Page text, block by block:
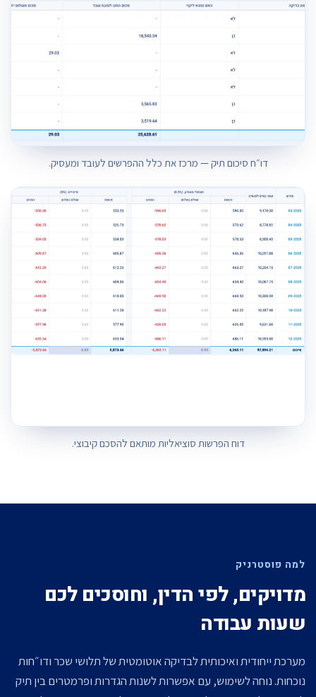
דו״ח סיכום תיק — מרכז את כלל ההפרשים לעובד ומעסיק.
דוח הפרשות סוציאליות מותאם להסכם קיבוצי.
למה פוסטרניק
מדויקים, לפי הדין, וחוסכים לכם
שעות עבודה
מערכת ייחודית ואיכותית לבדיקה אוטומטית של תלושי שכר ודו״חות
נוכחות. נוחה לשימוש, עם אפשרות לשנות הגדרות ופרמטרים בין תיק